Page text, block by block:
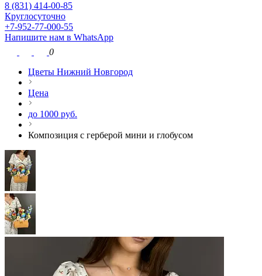
8 (831) 414-00-85
Круглосуточно
+7-952-77-000-55
Напишите нам в WhatsApp
0
Цветы Нижний Новгород
Цена
до 1000 руб.
Композиция с герберой мини и глобусом